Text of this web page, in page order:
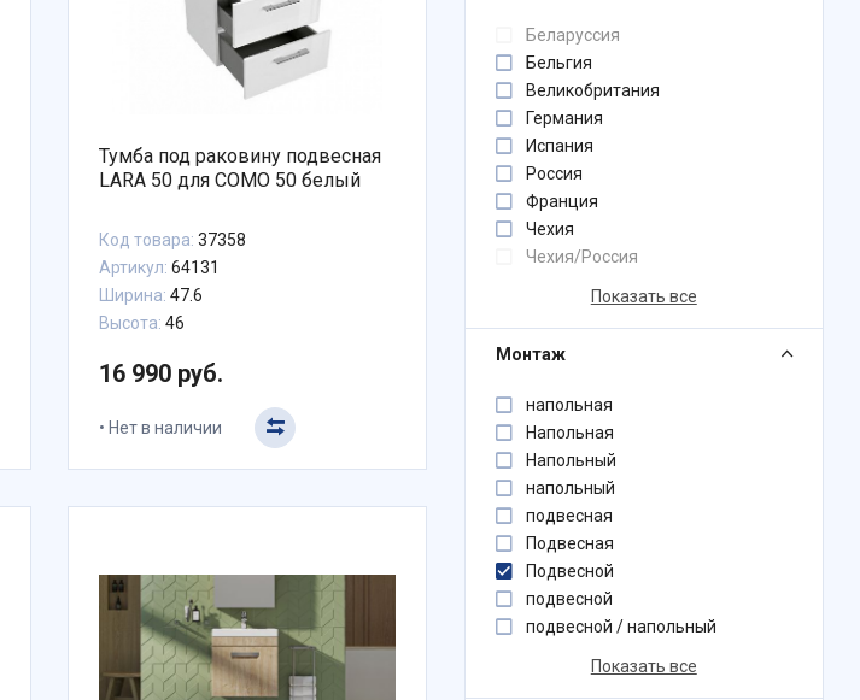
Тумба под раковину подвесная
LARA 50 для COMO 50 белый
Код товара: 37358
Артикул: 64131
Ширина: 47.6
Высота: 46
16 990 руб.
Нет в наличии
Беларуссия
Бельгия
Великобритания
Германия
Испания
Россия
Франция
Чехия
Чехия/Россия
Показать все
Монтаж
напольная
Напольная
Напольный
напольный
подвесная
Подвесная
Подвесной
подвесной
подвесной / напольный
Показать все